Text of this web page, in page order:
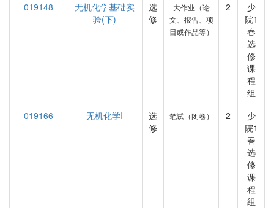
019148
无机化学基础实
验(下)
选
修
大作业（论
文、报告、项
目或作品等）
2
少
院1
春
选
修
课
程
组
019166
无机化学I
选
修
笔试（闭卷） 2
少
院1
春
选
修
课
程
组